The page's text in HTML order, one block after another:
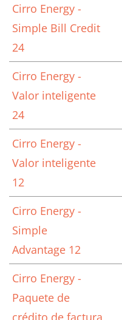
Cirro Energy -
Simple Bill Credit
24
Cirro Energy -
Valor inteligente
24
Cirro Energy -
Valor inteligente
12
Cirro Energy -
Simple
Advantage 12
Cirro Energy -
Paquete de
crédito de factura